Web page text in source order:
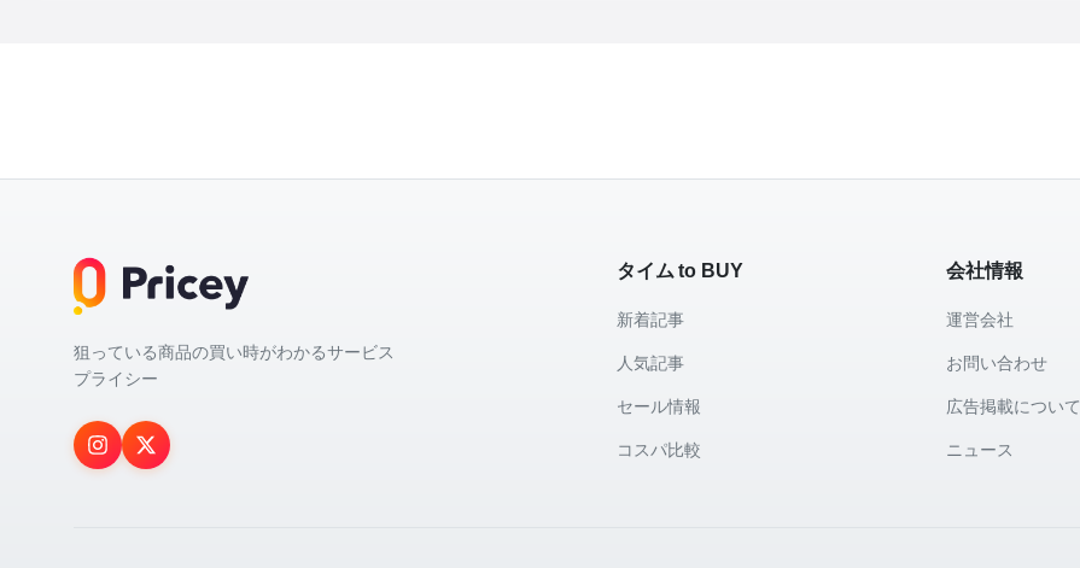
狙っている商品の買い時がわかるサービス
プライシー
タイム to BUY
新着記事
人気記事
セール情報
コスパ比較
会社情報
運営会社
お問い合わせ
広告掲載について
ニュース